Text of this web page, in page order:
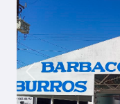
Previous